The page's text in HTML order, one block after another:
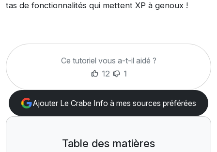
tas de fonctionnalités qui mettent XP à genoux !
Ce tutoriel vous a-t-il aidé ?
12
1
Ajouter Le Crabe Info à mes sources préférées
Table des matières